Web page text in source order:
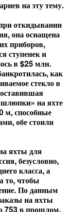
на эту тему.
откидывании
она оснащена
приборов,
ступенек и
в $25 млн.
как
стекло в
на яхте
м, способные
обе стоили
яхты для
безусловно,
класса, а
то, чтобы
По данным
на яхты
753 в прошлом.